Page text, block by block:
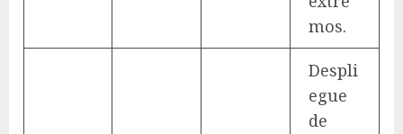
mos.
Despli
egue
de